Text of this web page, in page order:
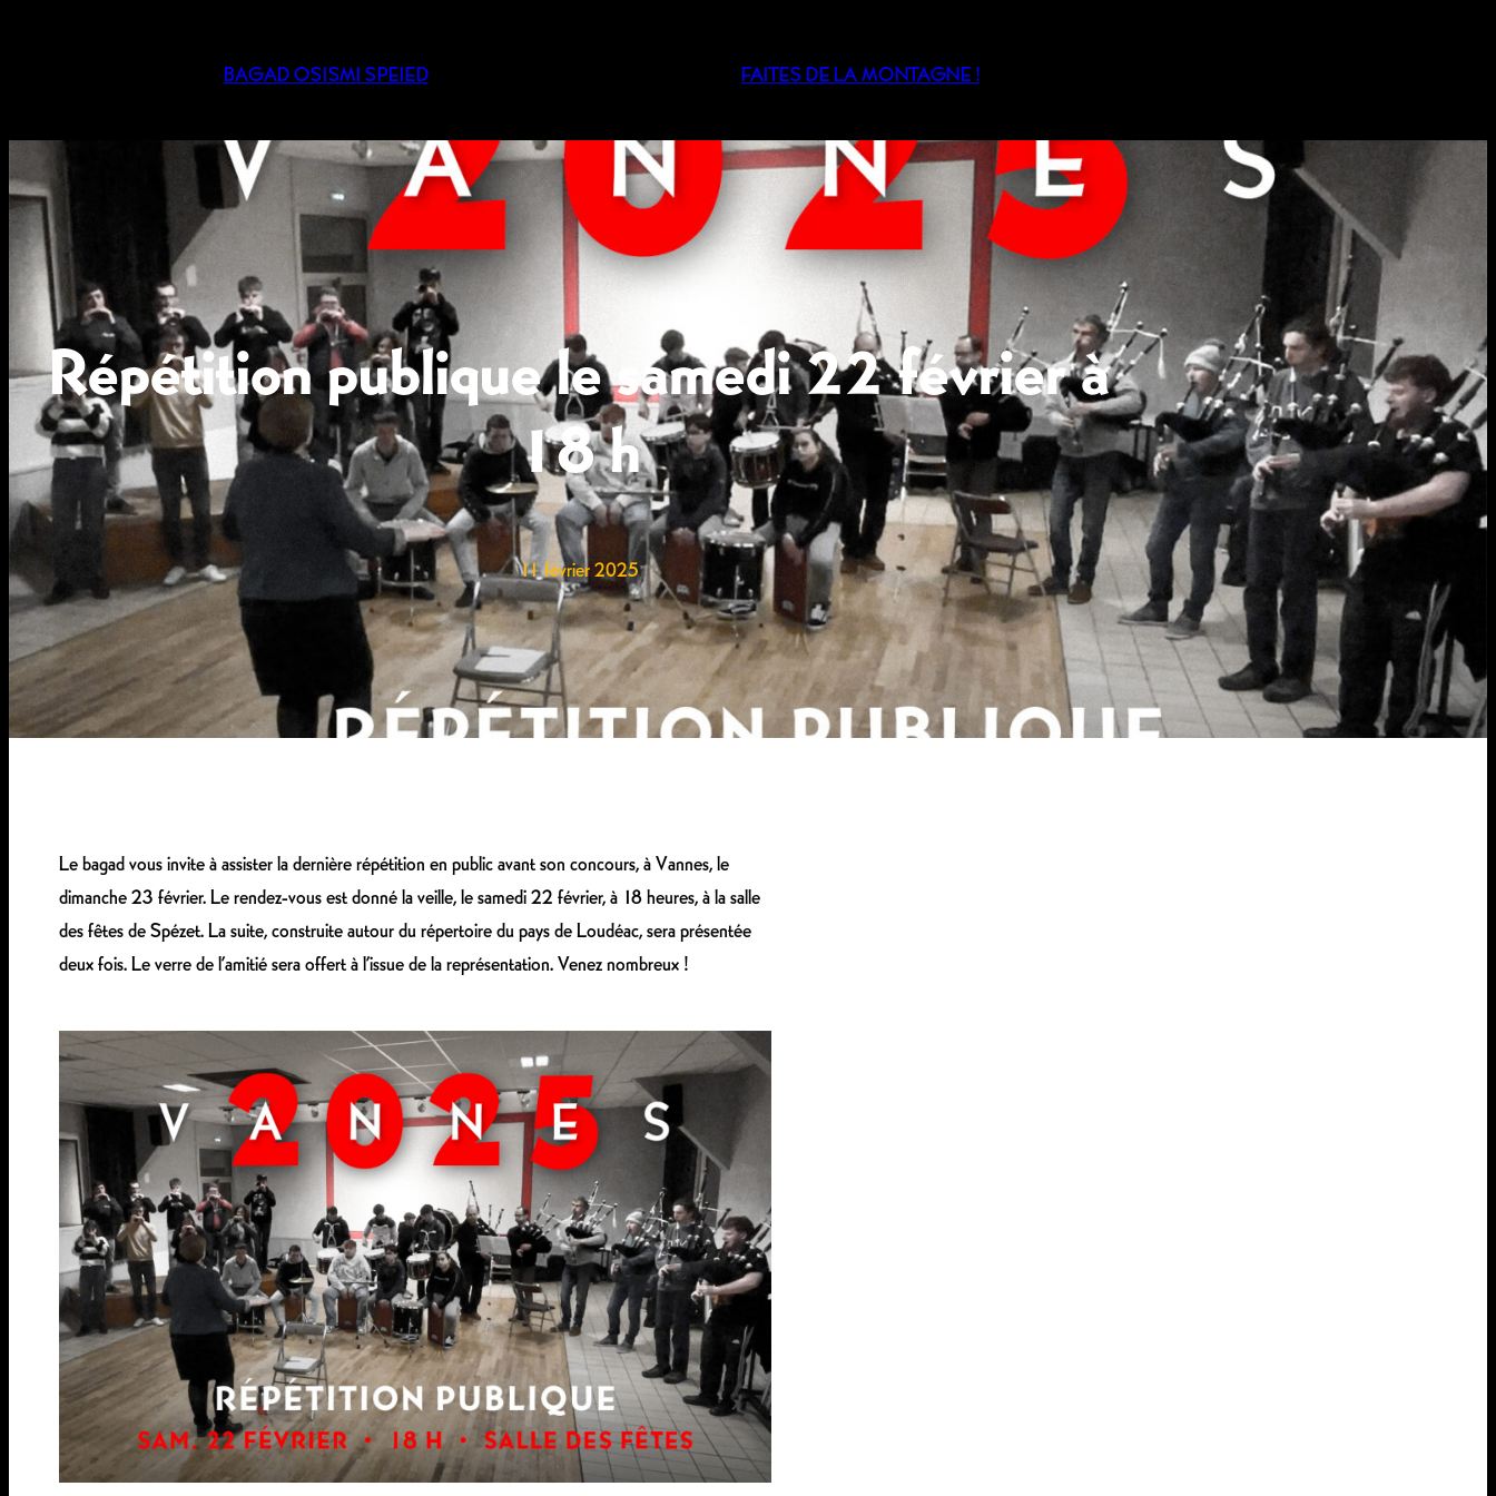
BAGAD OSISMI SPEIED FAITES DE LA MONTAGNE !
Répétition publique le samedi 22 février à
18 h
11 février 2025
Le bagad vous invite à assister la dernière répétition en public avant son concours, à Vannes, le
dimanche 23 février. Le rendez-vous est donné la veille, le samedi 22 février, à 18 heures, à la salle
des fêtes de Spézet. La suite, construite autour du répertoire du pays de Loudéac, sera présentée
deux fois. Le verre de l’amitié sera offert à l’issue de la représentation. Venez nombreux !